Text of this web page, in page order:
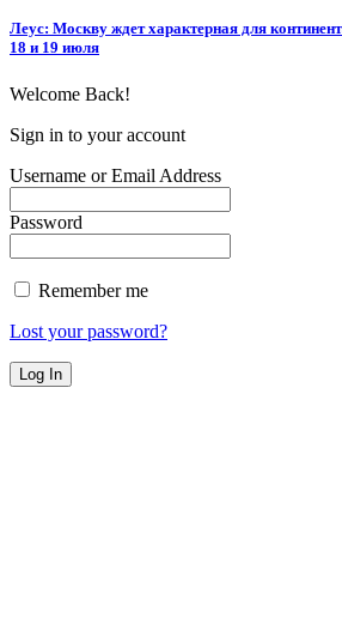
Леус: Москву ждет характерная для
18 и 19 июля
Welcome Back!
Sign in to your account
Username or Email Address
Password
Remember me
Lost your password?